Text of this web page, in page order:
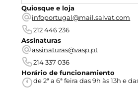
Quiosque e loja
infoportugal@mail.salvat.com
212 446 236
Assinaturas
assinaturas@vasp.pt
214 337 036
Horário de funcionamiento
de 2ª a 6ª feira das 9h às 13h e